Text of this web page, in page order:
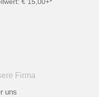
Firma
uns